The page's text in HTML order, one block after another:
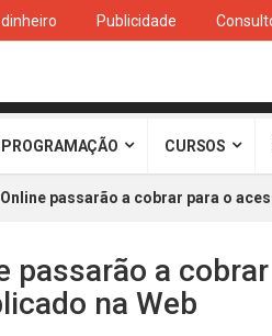
Publicidade
PROGRAMAÇÃO CURSOS
passarão a cobrar para o
passarão a
na Web